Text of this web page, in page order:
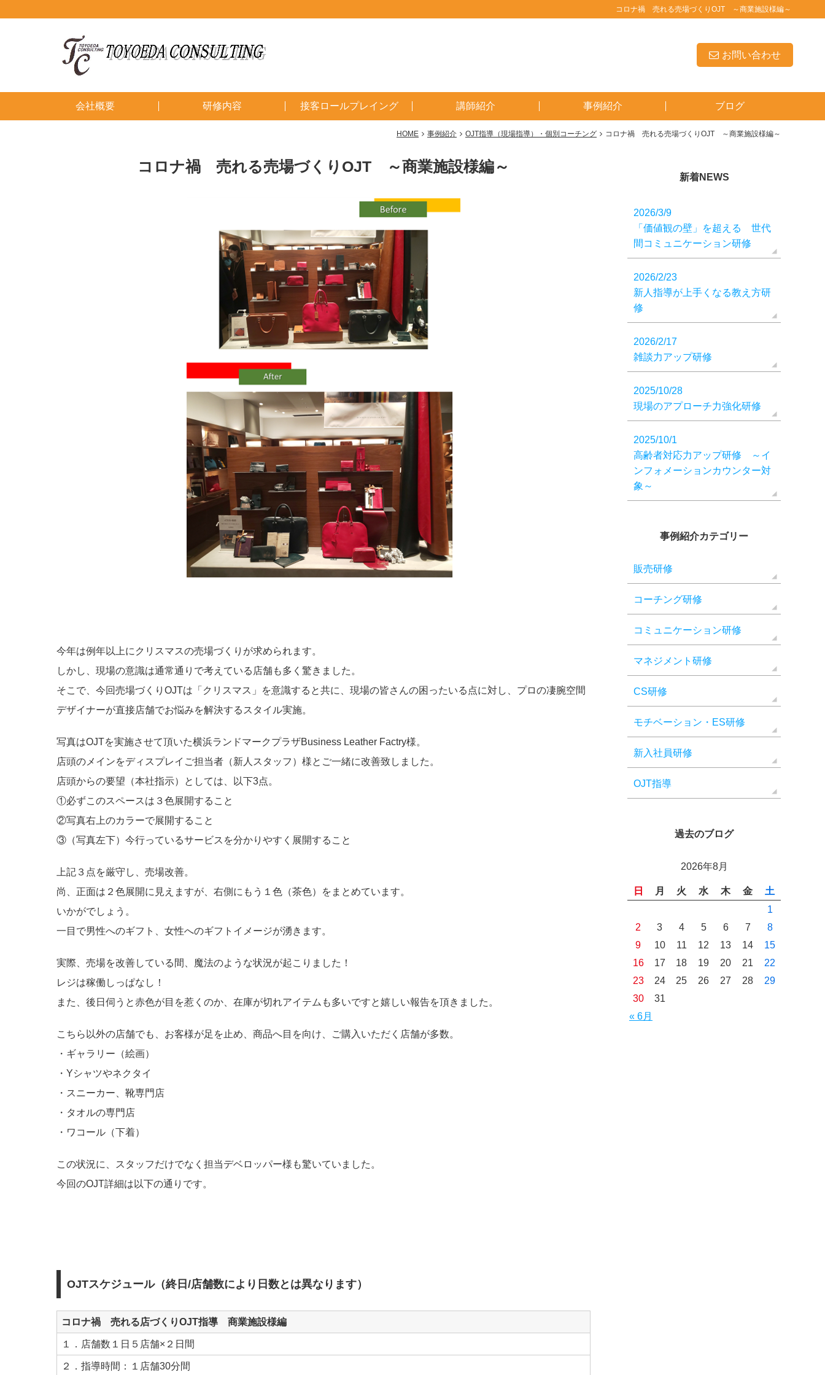
コロナ禍 売れる売場づくりOJT ～商業施設様編～
お問い合わせ
会社概要 研修内容 接客ロールプレイング 講師紹介 事例紹介 ブログ
HOME 事例紹介 OJT指導（現場指導）・個別コーチング コロナ禍 売れる売場づくりOJT ～商業施設様編～
コロナ禍 売れる売場づくりOJT ～商業施設様編～
今年は例年以上にクリスマスの売場づくりが求められます。
しかし、現場の意識は通常通りで考えている店舗も多く驚きました。
そこで、今回売場づくりOJTは「クリスマス」を意識すると共に、現場の皆さんの困ったいる点に対し、プロの凄腕空間
デザイナーが直接店舗でお悩みを解決するスタイル実施。
写真はOJTを実施させて頂いた横浜ランドマークプラザBusiness Leather Factry様。
店頭のメインをディスプレイご担当者（新人スタッフ）様とご一緒に改善致しました。
店頭からの要望（本社指示）としては、以下3点。
①必ずこのスペースは３色展開すること
②写真右上のカラーで展開すること
③（写真左下）今行っているサービスを分かりやすく展開すること
上記３点を厳守し、売場改善。
尚、正面は２色展開に見えますが、右側にもう１色（茶色）をまとめています。
いかがでしょう。
一目で男性へのギフト、女性へのギフトイメージが湧きます。
実際、売場を改善している間、魔法のような状況が起こりました！
レジは稼働しっぱなし！
また、後日伺うと赤色が目を惹くのか、在庫が切れアイテムも多いですと嬉しい報告を頂きました。
こちら以外の店舗でも、お客様が足を止め、商品へ目を向け、ご購入いただく店舗が多数。
・ギャラリー（絵画）
・Yシャツやネクタイ
・スニーカー、靴専門店
・タオルの専門店
・ワコール（下着）
この状況に、スタッフだけでなく担当デベロッパー様も驚いていました。
今回のOJT詳細は以下の通りです。
OJTスケジュール（終日/店舗数により日数とは異なります）
コロナ禍 売れる店づくりOJT指導 商業施設様編
１．店舗数１日５店舗×２日間
２．指導時間：１店舗30分間
新着NEWS
2026/3/9
「価値観の壁」を超える 世代
間コミュニケーション研修
2026/2/23
新人指導が上手くなる教え方研
修
2026/2/17
雑談力アップ研修
2025/10/28
現場のアプローチ力強化研修
2025/10/1
高齢者対応力アップ研修 ～イ
ンフォメーションカウンター対
象～
事例紹介カテゴリー
販売研修
コーチング研修
コミュニケーション研修
マネジメント研修
CS研修
モチベーション・ES研修
新入社員研修
OJT指導
過去のブログ
2026年8月
日 月 火 水 木 金 土
« 6月
1
2
3 4 5 6 7
8
9
10 11 12 13 14
15
16
17 18 19 20 21
22
23
24 25 26 27 28
29
30
31